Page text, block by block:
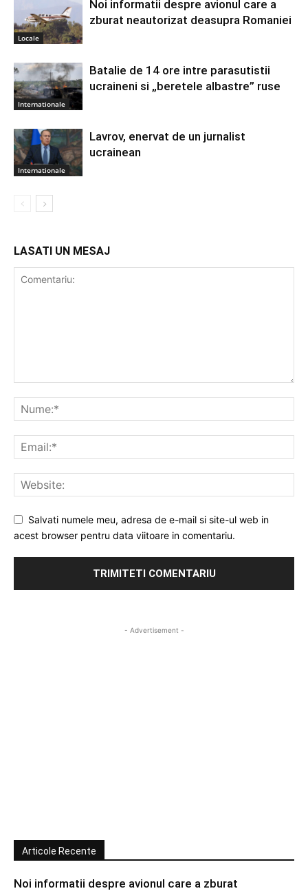
Locale
Noi informatii despre avionul care a
zburat neautorizat deasupra Romaniei
Internationale
Batalie de 14 ore intre parasutistii
ucraineni si „beretele albastre” ruse
Internationale
Lavrov, enervat de un jurnalist
ucrainean
LASATI UN MESAJ
Salvati numele meu, adresa de e-mail si site-ul web in
acest browser pentru data viitoare in comentariu.
- Advertisement -
Articole Recente
Noi informatii despre avionul care a zburat